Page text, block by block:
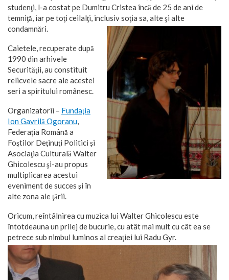
studenţi, l-a costat pe Dumitru Cristea încă de 25 de ani de
temniţă, iar pe toţi ceilalţi, inclusiv soţia sa, alte şi alte
condamnări.
Caietele, recuperate după
1990 din arhivele
Securităţii, au constituit
relicvele sacre ale acestei
seri a spiritului românesc.
Organizatorii – Fundaţia
Ion Gavrilă Ogoranu,
Federaţia Română a
Foştilor Deţinuţi Politici şi
Asociaţia Culturală Walter
Ghicolescu şi-au propus
multiplicarea acestui
eveniment de succes şi în
alte zona ale ţării.
Oricum, reîntâlnirea cu muzica lui Walter Ghicolescu este
întotdeauna un prilej de bucurie, cu atât mai mult cu cât ea se
petrece sub nimbul luminos al creaţiei lui Radu Gyr.